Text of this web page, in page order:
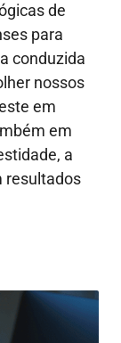
de
para
conduzida
nossos
em
em
a
resultados